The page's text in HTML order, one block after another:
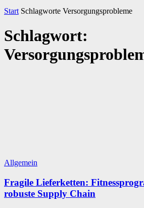
Start Schlagworte Versorgungsprobleme
Schlagwort:
Allgemein
Fragile Lieferketten:
robuste Supply Chain